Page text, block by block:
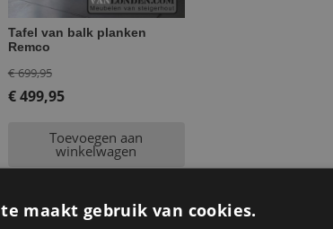
Tafel van balk planken
Remco
€699,95Oorspronkelijke
prijs
€ 699,95.
€499,95
is:
Toevoegen aan
winkelwagen
maakt gebruik van cookies.